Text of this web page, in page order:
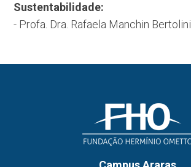
Sustentabilidade:
- Profa. Dra. Rafaela Manchin Bertolini